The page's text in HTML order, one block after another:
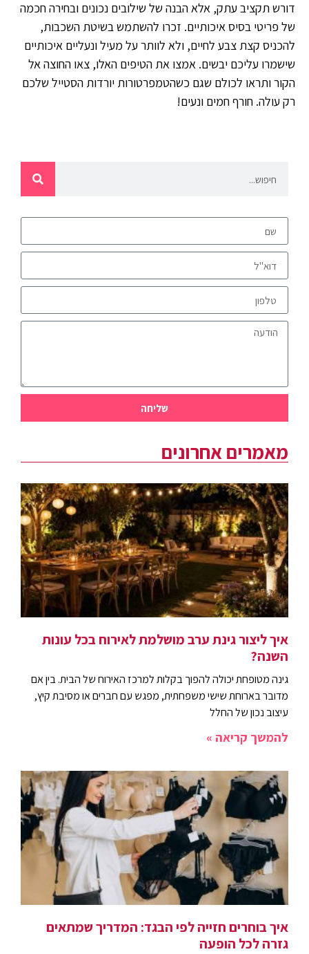
דורש תקציב עתק, אלא הבנה של שילובים נכונים ובחירה חכמה
של פריטי בסיס איכותיים. זכרו להשתמש בשיטת השכבות,
להכניס קצת צבע לחיים, ולא לוותר על מעיל ונעליים איכותיים
שישמרו עליכם יבשים. אמצו את הטיפים האלו, צאו החוצה אל
הקור ותראו לכולם שגם כשהטמפרטורות יורדות הסטייל שלכם
רק עולה. חורף חמים ונעים!
שליחה
מאמרים אחרונים
איך ליצור גינת ערב מושלמת לאירוח בכל עונות
השנה?
גינה מטופחת יכולה להפוך בקלות למרכז האירוח של הבית. בין אם
מדובר בארוחת שישי משפחתית, מפגש עם חברים או מסיבת קיץ,
עיצוב נכון של החלל
להמשך קריאה »
איך בוחרים חזייה לפי הבגד: המדריך שמתאים
גזרה לכל הופעה